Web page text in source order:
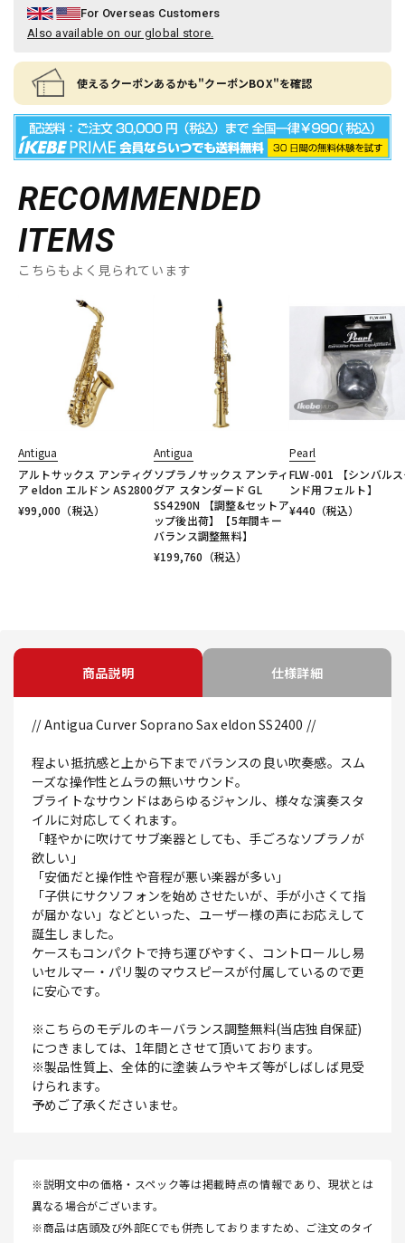
For Overseas Customers
Also available on our global store.
使えるクーポンあるかも"クーポンBOX"を確認
RECOMMENDED
ITEMS
こちらもよく見られています
Antigua
アルトサックス アンティグ
ア eldon エルドン AS2800
¥99,000 （税込）
Antigua
ソプラノサックス アンティ
グア スタンダード GL
SS4290N 【調整&セットア
ップ後出荷】【5年間キー
バランス調整無料】
¥199,760 （税込）
Pearl
FLW-001 【シンバル
ンド用フェルト】
¥440 （税込）
商品説明 仕様詳細
// Antigua Curver Soprano Sax eldon SS2400 //
程よい抵抗感と上から下までバランスの良い吹奏感。スム
ーズな操作性とムラの無いサウンド。
ブライトなサウンドはあらゆるジャンル、様々な演奏スタ
イルに対応してくれます。
「軽やかに吹けてサブ楽器としても、手ごろなソプラノが
欲しい」
「安価だと操作性や音程が悪い楽器が多い」
「子供にサクソフォンを始めさせたいが、手が小さくて指
が届かない」などといった、ユーザー様の声にお応えして
誕生しました。
ケースもコンパクトで持ち運びやすく、コントロールし易
いセルマー・パリ製のマウスピースが付属しているので更
に安心です。
※こちらのモデルのキーバランス調整無料(当店独自保証)
につきましては、1年間とさせて頂いております。
※製品性質上、全体的に塗装ムラやキズ等がしばしば見受
けられます。
予めご了承くださいませ。
※説明文中の価格・スペック等は掲載時点の情報であり、現状とは
異なる場合がございます。
※商品は店頭及び外部ECでも併売しておりますため、ご注文のタイ